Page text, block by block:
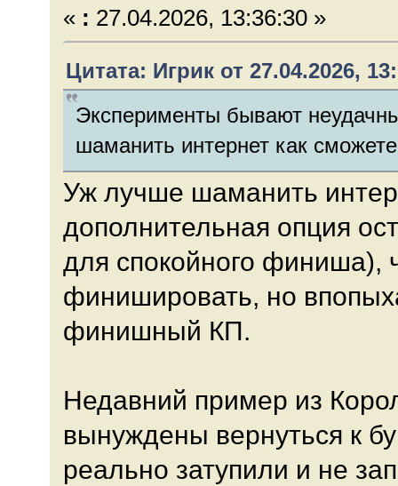
« : 27.04.2026, 13:36:30 »
Цитата: Игрик от 27.04.2026,
Эксперименты бывают
шаманить интернет как
Уж лучше шаманить
дополнительная опция
для спокойного финиша),
финишировать, но
финишный КП.
Недавний пример из
вынуждены вернуться к
реально затупили и не